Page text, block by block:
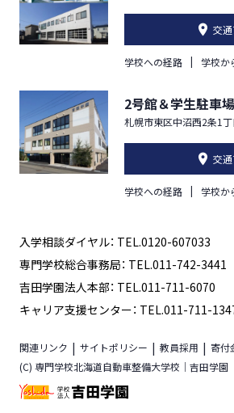
交
学校への経路 学校か
2号館＆学生駐車場
札幌市東区中沼西2条1
交
学校への経路 学校か
入学相談ダイヤル： TEL.0120-607033
専門学校総合事務局： TEL.011-742-3441
吉田学園法人本部： TEL.011-711-6070
キャリア支援センター： TEL.011-711-
関連リンク サイトポリシー 教員採用 寄付
(C) 専門学校北海道自動車整備大学校｜吉田学園